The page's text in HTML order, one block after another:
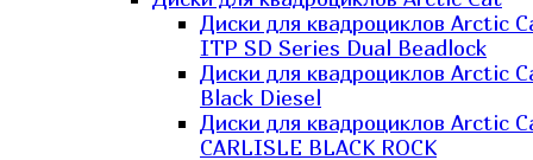
Диски для квадроциклов Arctic
ITP SD Series Dual Beadlock
Диски для квадроциклов Arctic
Black Diesel
Диски для квадроциклов Arctic
CARLISLE BLACK ROCK